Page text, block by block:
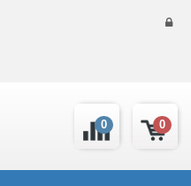
0
0